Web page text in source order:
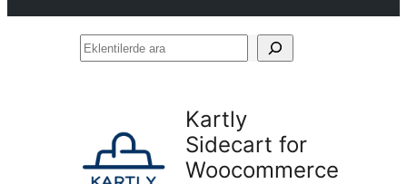
Eklentilerde
Kartly
Sidecart for
Woocommerce